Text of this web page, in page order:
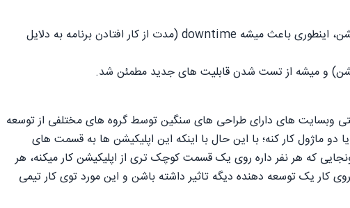
با موفقیت و بدون خطا انجام شدن بیلد های برنامه دیپلوی بشن، اینطوری باعث میشه downtime (مدت از کار افتادن برنامه به دلایل
وبسایت های دارای طراحی های سنگین توسط گروه های مختلفی از توسعه
ماژول کار کنه؛ با این حال با اینکه این اپلیکیشن ها به قسمت های
که هر نفر داره روی یک قسمت کوچک تری از اپلیکیشن کار میکنه، هر
یک توسعه دهنده دیگه تاثیر داشته باشن و این مورد توی کار تیمی